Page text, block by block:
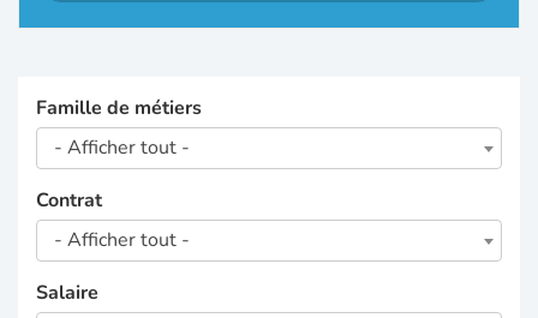
Famille de métiers
- Afficher tout -
Contrat
- Afficher tout -
Salaire